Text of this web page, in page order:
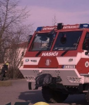
Přejít
k
obsahu
webu